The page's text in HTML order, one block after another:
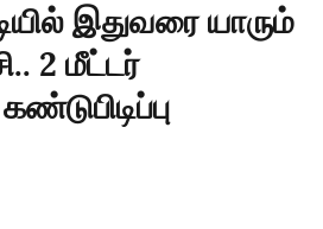
இதுவரை யாரும்
2 மீட்டர்